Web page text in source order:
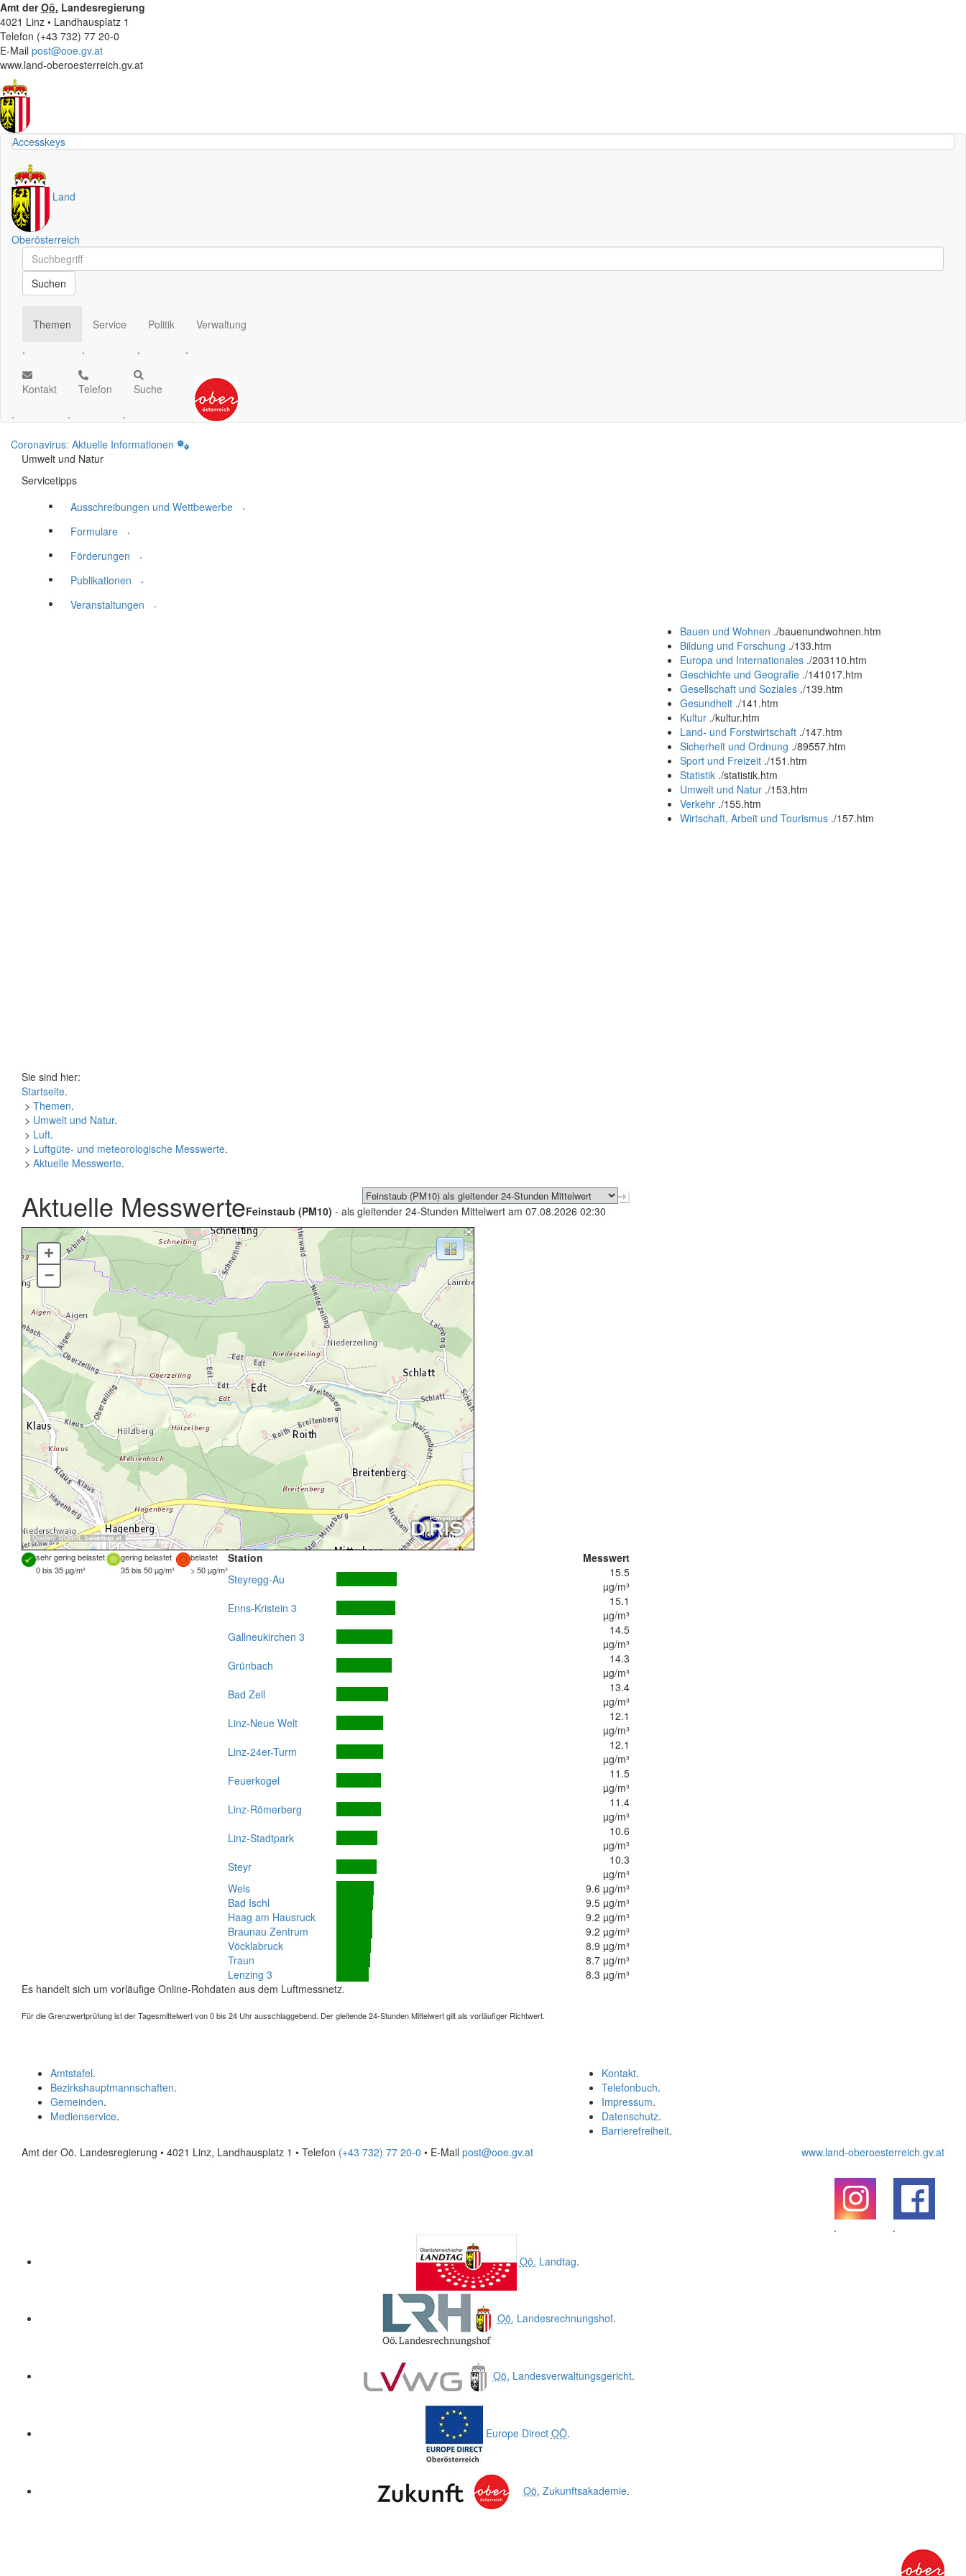
Amt derOö. Landesregierung
4021 Linz • Landhausplatz 1
Telefon (+43 732) 77 20-0
E-Mail post@ooe.gv.at
www.land-oberoesterreich.gv.at
Accesskeys
Land
Oberösterreich
Schnellsuche
Schnellsuche
Suchen
Themen
.
Service
.
Politik
.
Verwaltung
.
Kontakt
.
Telefon
.
Suche
.
Coronavirus: Aktuelle Informationen
Umwelt und Natur
Servicetipps
Ausschreibungen und Wettbewerbe
.
Formulare
.
Förderungen
.
Publikationen
.
Veranstaltungen
.
Bauen und Wohnen ./bauenundwohnen.htm
Bildung und Forschung ./133.htm
Europa und Internationales ./203110.htm
Geschichte und Geografie ./141017.htm
Gesellschaft und Soziales ./139.htm
Gesundheit ./141.htm
Kultur ./kultur.htm
Land- und Forstwirtschaft ./147.htm
Sicherheit und Ordnung ./89557.htm
Sport und Freizeit ./151.htm
Statistik ./statistik.htm
Umwelt und Natur ./153.htm
Verkehr ./155.htm
Wirtschaft, Arbeit und Tourismus ./157.htm
Sie sind hier:
Startseite.
> Themen.
> Umwelt und Natur.
> Luft.
> Luftgüte- und meteorologische Messwerte.
> Aktuelle Messwerte.
Aktuelle MesswerteFeinstaub (PM10) - als gleitender 24-Stunden Mittelwert am 07.08.2026 02:30
Quellen: DORIS,basemap.at
+
–
sehr gering belastet gering belastet
belastet
0 bis 35 µg/m³
35 bis 50 µg/m³ > 50 µg/m³
Station
Messwert
Steyregg-Au
15.5
µg/m³
Enns-Kristein 3
15.1
µg/m³
Gallneukirchen 3
14.5
µg/m³
Grünbach
14.3
µg/m³
Bad Zell
13.4
µg/m³
Linz-Neue Welt
12.1
µg/m³
Linz-24er-Turm
12.1
µg/m³
Feuerkogel
11.5
µg/m³
Linz-Römerberg
11.4
µg/m³
Linz-Stadtpark
10.6
µg/m³
Steyr
10.3
µg/m³
Wels
9.6 µg/m³
Bad Ischl
9.5 µg/m³
Haag am Hausruck
9.2 µg/m³
Braunau Zentrum
9.2 µg/m³
Vöcklabruck
8.9 µg/m³
Traun
8.7 µg/m³
Lenzing 3
8.3 µg/m³
Es handelt sich um vorläufige Online-Rohdaten aus dem Luftmessnetz.
Für die Grenzwertprüfung ist der Tagesmittelwert von 0 bis 24 Uhr ausschlaggebend. Der gleitende 24-Stunden Mittelwert gilt als vorläufiger Richtwert.
Kontakt.
Telefonbuch.
Impressum.
Datenschutz.
Barrierefreiheit.
Amtstafel.
Bezirkshauptmannschaften.
Gemeinden.
Medienservice.
Amt der Oö. Landesregierung • 4021 Linz, Landhausplatz 1 • Telefon (+43 732) 77 20-0 • E-Mail post@ooe.gv.at www.land-oberoesterreich.gv.at
.
.
Oö. Landtag.
Oö. Landesrechnungshof.
Oö. Landesverwaltungsgericht.
Europe Direct OÖ.
Oö. Zukunftsakademie.